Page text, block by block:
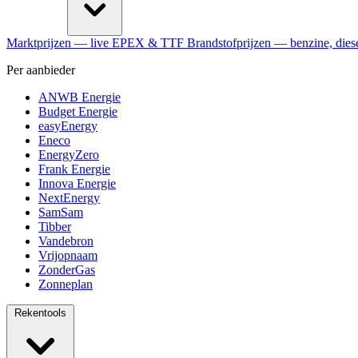
Marktprijzen — live EPEX & TTF Brandstofprijzen — benzine,
Per aanbieder
ANWB Energie
Budget Energie
easyEnergy
Eneco
EnergyZero
Frank Energie
Innova Energie
NextEnergy
SamSam
Tibber
Vandebron
Vrijopnaam
ZonderGas
Zonneplan
Rekentools